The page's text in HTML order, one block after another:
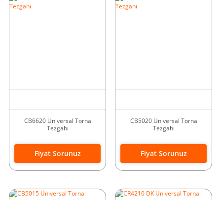
CB6620 Üniversal Torna
Tezgahı
Fiyat Sorunuz
CB5020 Üniversal Torna
Tezgahı
Fiyat Sorunuz